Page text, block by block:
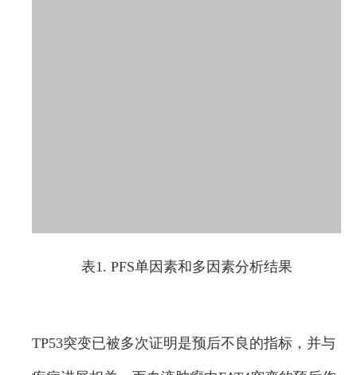
表1. PFS单因素和多因素分析结果
TP53突变已被多次证明是预后不良的指标，并与